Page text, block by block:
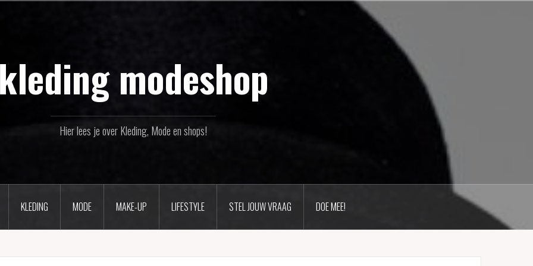
kleding modeshop
Hier lees je over Kleding, Mode en shops!
KLEDING MODE MAKE-UP LIFESTYLE STEL JOUW VRAAG DOE MEE!